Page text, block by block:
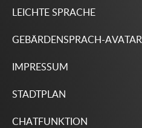
LEICHTE SPRACHE
GEBÄRDENSPRACH-AVATAR
IMPRESSUM
STADTPLAN
CHATFUNKTION